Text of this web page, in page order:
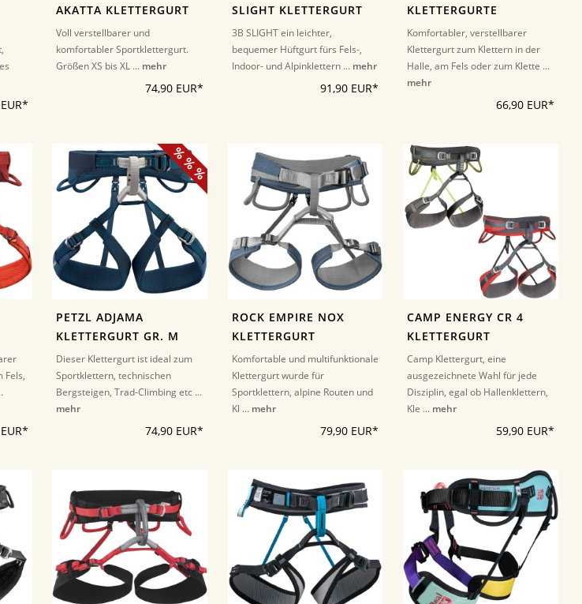
AKATTA KLETTERGURT
Voll verstellbarer und
komfortabler Sportklettergurt.
Größen XS bis XL ... mehr
74,90 EUR*
SLIGHT KLETTERGURT
3B SLIGHT ein leichter,
bequemer Hüftgurt fürs Fels-,
Indoor- und Alpinklettern ... mehr
91,90 EUR*
KLETTERGURTE
Komfortabler, verstellbarer
Klettergurt zum Klettern in der
Halle, am Fels oder zum Klette ...
mehr
66,90 EUR*
Fels,
PETZL ADJAMA
KLETTERGURT GR. M
Dieser Klettergurt ist ideal zum
Sportklettern, technischen
Bergsteigen, Trad-Climbing etc ...
mehr
74,90 EUR*
ROCK EMPIRE NOX
KLETTERGURT
Komfortable und multifunktionale
Klettergurt wurde für
Sportklettern, alpine Routen und
Kl ... mehr
79,90 EUR*
CAMP ENERGY CR 4
KLETTERGURT
Camp Klettergurt, eine
ausgezeichnete Wahl für jede
Disziplin, egal ob Hallenklettern,
Kle ... mehr
59,90 EUR*